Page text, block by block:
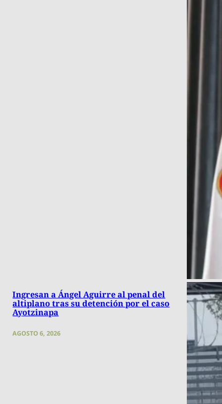
Ingresan a Ángel Aguirre al penal del
altiplano tras su detención por el caso
Ayotzinapa
AGOSTO 6, 2026